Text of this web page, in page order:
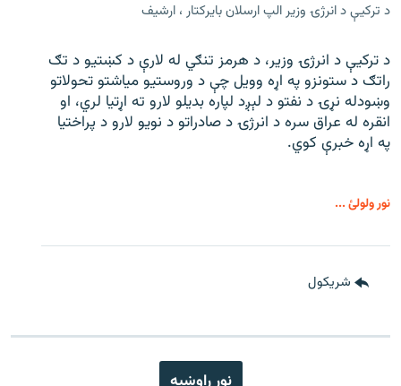
د ترکیې د انرژۍ وزیر الپ ارسلان بایرکتار ، ارشیف
د ترکیې د انرژۍ وزیر، د هرمز تنګي له لارې د کښتیو د تګ
راتګ د ستونزو په اړه وویل چې د وروستیو میاشتو تحولاتو
وښودله نړۍ د نفتو د لېږد لپاره بدیلو لارو ته اړتیا لري، او
انقره له عراق سره د انرژۍ د صادراتو د نویو لارو د پراختیا
په اړه خبرې کوي.
نور ولولئ ...
شريکول